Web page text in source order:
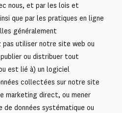
nous, et par les lois et
que par les pratiques en ligne
généralement
pas utiliser notre site web ou
ou distribuer tout
est lié à) un logiciel
collectées sur notre site
marketing direct, ou mener
données systématique ou